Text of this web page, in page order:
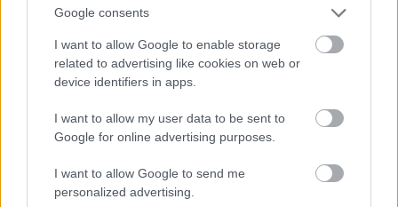
Google consents
I want to allow Google to enable storage
related to advertising like cookies on web or
device identifiers in apps.
I want to allow my user data to be sent to
Google for online advertising purposes.
I want to allow Google to send me
personalized advertising.
“Tā sanāca, ka iemīlējās
Atcelt Ziņot